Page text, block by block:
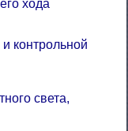
хода
контрольной
света,